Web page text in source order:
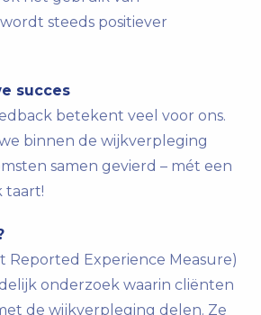
steeds positiever
succes
betekent veel voor ons.
binnen de wijkverpleging
samen gevierd – mét een
taart!
Reported Experience Measure)
onderzoek waarin cliënten
de wijkverpleging delen. Ze